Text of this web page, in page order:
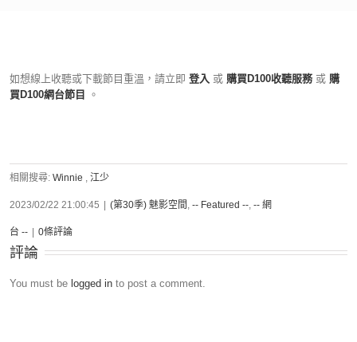
如想線上收聽或下載節目重溫，請立即 登入 或 購買D100收聽服務 或 購
買D100網台節目
。
相關搜尋: Winnie , 江少
2023/02/22 21:00:45 (第30季) 魅影空間 , -- Featured --, -- 網
台 -- 0條評論
評論
You must be logged in to post a comment.